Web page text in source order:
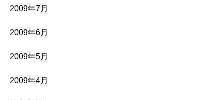
2009年7月
2009年6月
2009年5月
2009年4月